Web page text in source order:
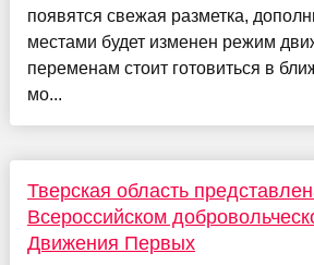
появятся свежая разметка,
местами будет изменен режим
переменам стоит готовиться в
мо...
Тверская область
Всероссийском
Движения Первых